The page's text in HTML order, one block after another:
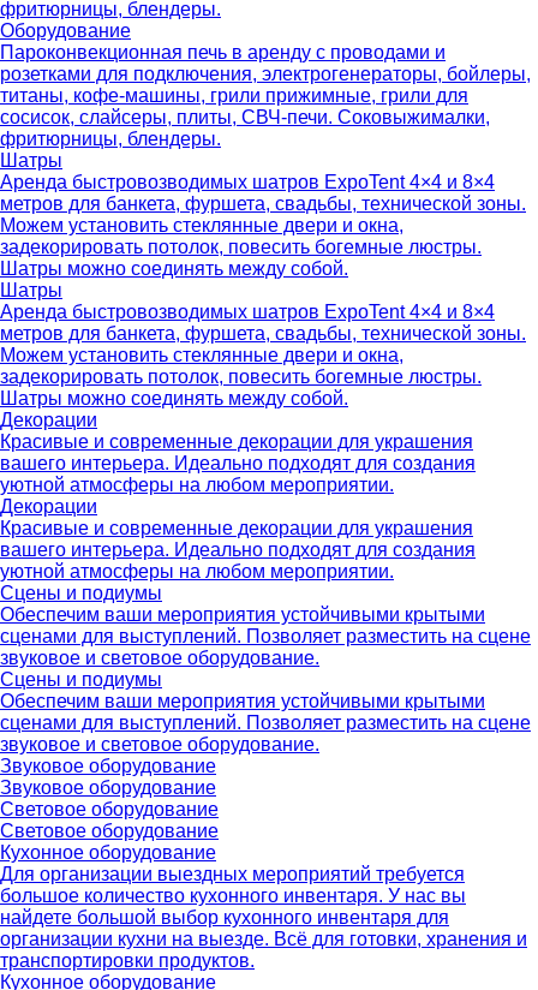
фритюрницы, блендеры.
Оборудование
Пароконвекционная печь в аренду с проводами и
розетками для подключения, электрогенераторы, бойлеры,
титаны, кофе-машины, грили прижимные, грили для
сосисок, слайсеры, плиты, СВЧ-печи. Соковыжималки,
фритюрницы, блендеры.
Шатры
Аренда быстровозводимых шатров ExpoTent 4×4 и 8×4
метров для банкета, фуршета, свадьбы, технической зоны.
Можем установить стеклянные двери и окна,
задекорировать потолок, повесить богемные люстры.
Шатры можно соединять между собой.
Шатры
Аренда быстровозводимых шатров ExpoTent 4×4 и 8×4
метров для банкета, фуршета, свадьбы, технической зоны.
Можем установить стеклянные двери и окна,
задекорировать потолок, повесить богемные люстры.
Шатры можно соединять между собой.
Декорации
Красивые и современные декорации для украшения
вашего интерьера. Идеально подходят для создания
уютной атмосферы на любом мероприятии.
Декорации
Красивые и современные декорации для украшения
вашего интерьера. Идеально подходят для создания
уютной атмосферы на любом мероприятии.
Сцены и подиумы
Обеспечим ваши мероприятия устойчивыми крытыми
сценами для выступлений. Позволяет разместить на сцене
звуковое и световое оборудование.
Сцены и подиумы
Обеспечим ваши мероприятия устойчивыми крытыми
сценами для выступлений. Позволяет разместить на сцене
звуковое и световое оборудование.
Звуковое оборудование
Звуковое оборудование
Световое оборудование
Световое оборудование
Кухонное оборудование
Для организации выездных мероприятий требуется
большое количество кухонного инвентаря. У нас вы
найдете большой выбор кухонного инвентаря для
организации кухни на выезде. Всё для готовки, хранения и
транспортировки продуктов.
Кухонное оборудование